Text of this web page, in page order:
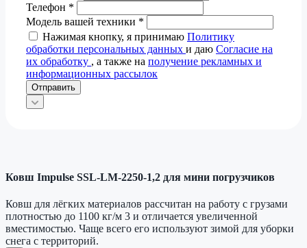
Телефон *
Модель вашей техники *
Нажимая кнопку, я принимаю Политику
обработки персональных данных и даю Согласие на
их обработку , а также на получение рекламных и
информационных рассылок
Отправить
Ковш Impulse SSL-LM-2250-1,2 для мини погрузчиков
Ковш для лёгких материалов рассчитан на работу с грузами
плотностью до 1100 кг/м 3 и отличается увеличенной
вместимостью. Чаще всего его используют зимой для уборки
снега с территорий.